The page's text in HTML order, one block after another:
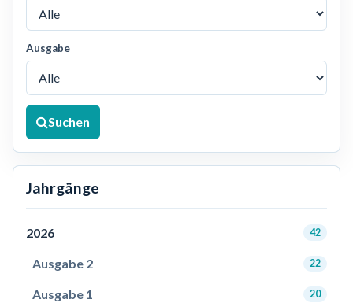
Ausgabe
Suchen
Jahrgänge
2026 42
Ausgabe 2 22
Ausgabe 1 20